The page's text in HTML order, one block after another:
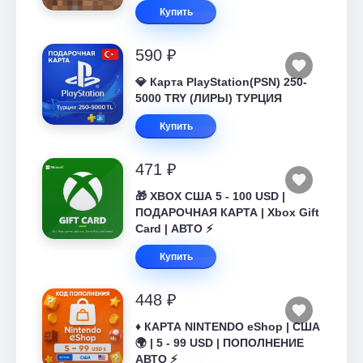
Купить
590 ₽
💎 Карта PlayStation(PSN) 250-
5000 TRY (ЛИРЫ) ТУРЦИЯ
Купить
471 ₽
🎁 XBOX США 5 - 100 USD |
ПОДАРОЧНАЯ КАРТА | Xbox Gift
Card | АВТО ⚡
Купить
448 ₽
♦️ КАРТА NINTENDO eShop | США
🌍 | 5 - 99 USD | ПОПОЛНЕНИЕ
АВТО ⚡